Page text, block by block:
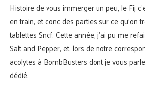
Histoire de vous immerger un peu, le Fij
en train, et donc des parties sur ce qu’on
tablettes Sncf. Cette année, j’ai pu me
Salt and Pepper, et, lors de notre
acolytes à BombBusters dont je vous
dédié.